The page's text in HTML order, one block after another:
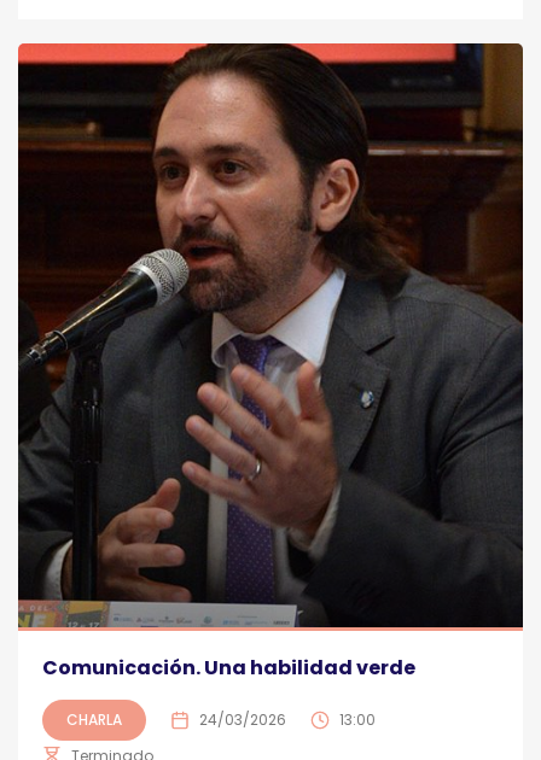
Comunicación. Una habilidad verde
CHARLA 24/03/2026
13:00
Terminado